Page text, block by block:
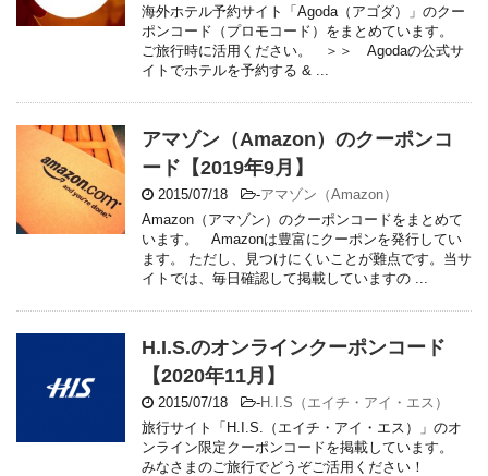
海外ホテル予約サイト「Agoda（アゴダ）」のクー
ポンコード（プロモコード）をまとめています。
ご旅行時に活用ください。 ＞＞ Agodaの公式サ
イトでホテルを予約する & ...
アマゾン（Amazon）のクーポンコ
ード【2019年9月】
2015/07/18 -アマゾン（Amazon）
Amazon（アマゾン）のクーポンコードをまとめて
います。 Amazonは豊富にクーポンを発行してい
ます。 ただし、見つけにくいことが難点です。当サ
イトでは、毎日確認して掲載していますの ...
H.I.S.のオンラインクーポンコード
【2020年11月】
2015/07/18 -H.I.S（エイチ・アイ・エス）
旅行サイト「H.I.S.（エイチ・アイ・エス）」のオ
ンライン限定クーポンコードを掲載しています。
みなさまのご旅行でどうぞご活用ください！